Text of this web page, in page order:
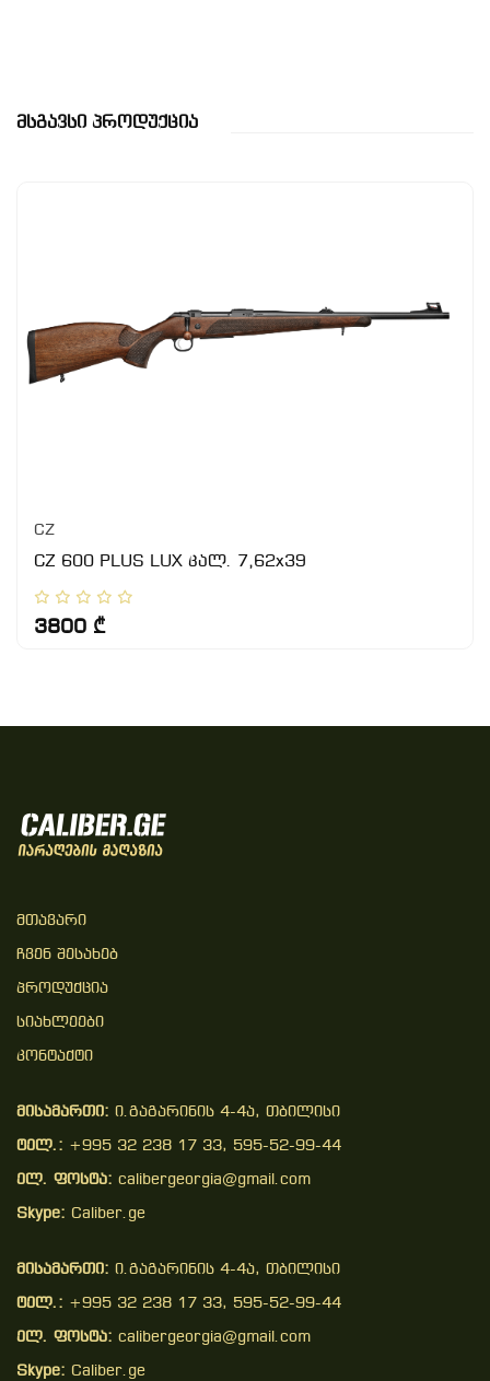
Მსგავსი Პროდუქცია
CZ
CZ 600 PLUS LUX კალ. 7,62x39
3800 ₾
Მთავარი
Ჩვენ Შესახებ
Პროდუქცია
Სიახლეები
Კონტაქტი
მისამართი: ი.გაგარინის 4-4ა, თბილისი
ტელ.: +995 32 238 17 33, 595-52-99-44
ელ. ფოსტა: calibergeorgia@gmail.com
Skype: Caliber.ge
მისამართი: ი.გაგარინის 4-4ა, თბილისი
ტელ.: +995 32 238 17 33, 595-52-99-44
ელ. ფოსტა: calibergeorgia@gmail.com
Skype: Caliber.ge